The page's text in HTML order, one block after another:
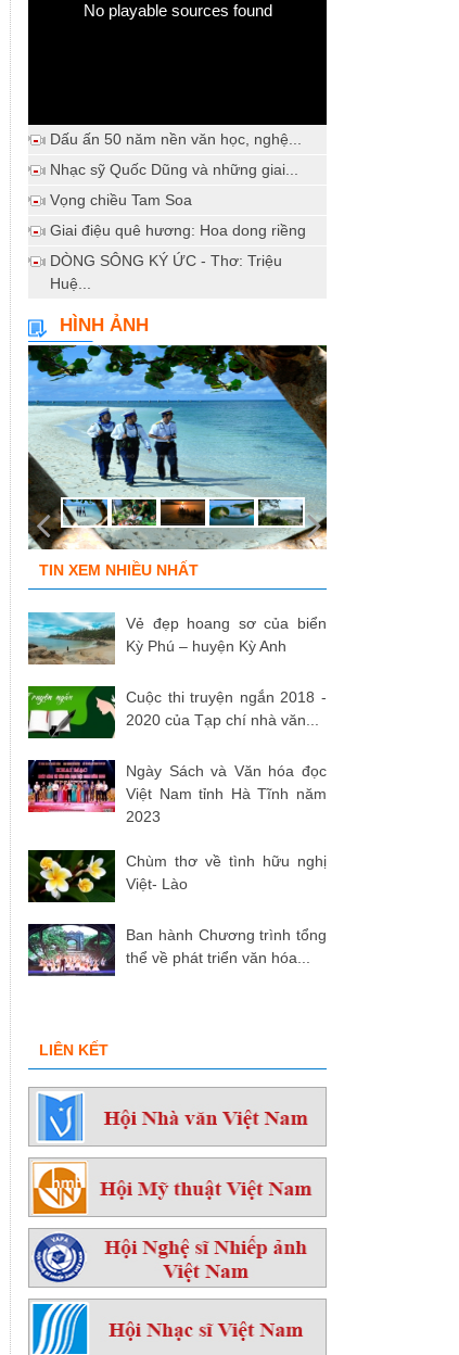
No playable sources found
Dấu ấn 50 năm nền văn học, nghệ...
Nhạc sỹ Quốc Dũng và những giai...
Vọng chiều Tam Soa
Giai điệu quê hương: Hoa dong riềng
DÒNG SÔNG KÝ ỨC - Thơ: Triệu
Huệ...
HÌNH ẢNH
TIN XEM NHIỀU NHẤT
Vẻ đẹp hoang sơ của biển
Kỳ Phú – huyện Kỳ Anh
Cuộc thi truyện ngắn 2018 -
2020 của Tạp chí nhà văn...
Ngày Sách và Văn hóa đọc
Việt Nam tỉnh Hà Tĩnh năm
2023
Chùm thơ về tình hữu nghị
Việt- Lào
Ban hành Chương trình tổng
thể về phát triển văn hóa...
LIÊN KẾT